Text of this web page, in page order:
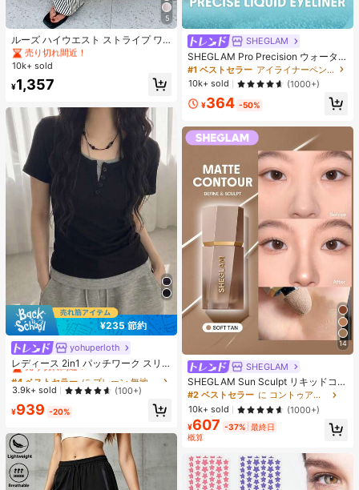
5
ルーズ ハイウエスト ストライプ ワ
イドレッグパンツ、ドローストリン
グ ウエスト、多用途 (ストライプパ
スタイル
#1 ベストセラー
に カジュアル カジュアルパンツ
売り切れ間近！
#1 ベストセラー
に カジュアル カジュアルパンツ
売り切れ間近！
#1 ベストセラー
に カジュアル カジュアルパンツ
売り切れ間近！
#1 ベストセラー
売り切れ間近！
10k+ sold
¥1,357
¥235 節約
yohuperloth
レディース 2in1 パッチワーク スリ
ムフィット 多用途 カジュアル 半袖T
シャツ ブラック 夏用
#4 ベストセラー
売り切れ間近！
#4 ベストセラー
売り切れ間近！
#4 ベストセラー
売り切れ間近！
#4 ベストセラー
に プレーン 無地のカジュアルTシャツ
売り切れ間近！
3.9k+ sold (100+)
¥939 -20%
SHEGLAM
SHEGLAM Pro Precision ウォータ
ープルーフリキッドアイライナー-Bl
ack 女性と女の子のためのブランド
ビューティーコスメメイクアップ
#1 ベストセラー
アイライナーペンシル アイライナー
10k+ sold
(1000+)
¥364 -50%
14
SHEGLAM
SHEGLAM Sun Sculpt リキッドコン
ター-Soft Tan ノーズシャドウ シェ
ーディング 女性と女の子のためのブ
ランドビューティーコスメメイクア
ップ
#2 ベストセラー
に コントゥア＆ブロンザー
10k+ sold
(1000+)
¥607 -37% 最終日
概算